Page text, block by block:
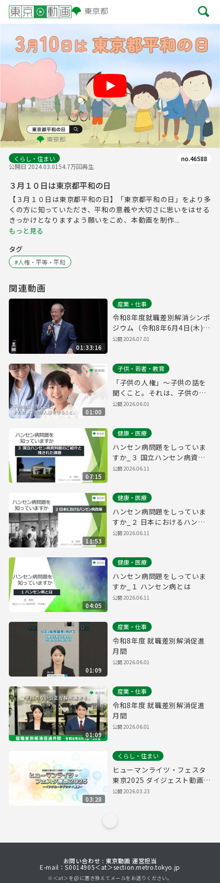
くらし・住まい
公開日 2024.03.0154.7万回再生
no.46588
３月１０日は東京都平和の日
【３月１０日は東京都平和の日】「東京都平和の日」をより多
くの方に知っていただき、平和の意義や大切さに思いをはせる
きっかけとなりますよう願いをこめ、本動画を制作...
もっと見る
タグ
#人権・平等・平和
関連動画
01:33:16
産業・仕事
令和8年度就職差別解消シンポ
ジウム（令和8年6月4日(木)開
催）
公開2026.07.01
01:00
子供・若者・教育
「子供の人権」～子供の話を
聞くこと。それは、子供の人
権を守ること。～
公開2026.06.01
07:15
健康・医療
ハンセン病問題をしっていま
すか_３ 国立ハンセン病資料
館のご紹介と残された課題
公開2026.06.11
11:53
健康・医療
ハンセン病問題をしっていま
すか_２ 日本におけるハンセ
ン病政策
公開2026.06.11
04:05
健康・医療
ハンセン病問題をしっていま
すか_１ ハンセン病とは
公開2026.06.11
01:09
産業・仕事
令和8年度 就職差別解消促進
月間
公開2026.06.01
01:09
産業・仕事
令和8年度 就職差別解消促進
月間
公開2026.06.01
03:28
くらし・住まい
ヒューマンライツ・フェスタ
東京2025 ダイジェスト動画
（ショートver.）
公開2026.03.23
お問い合わせ : 東京動画 運営担当
E-mail：S0014905＜at＞section.metro.tokyo.jp
※＜at＞を@に置き換えてメールをお送りください。